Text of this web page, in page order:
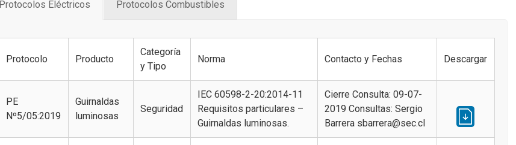
Protocolos Eléctricos Protocolos Combustibles
Protocolo Producto
Categoría
y Tipo
Norma Contacto y Fechas Descargar
PE
Nº5/05:2019
Guirnaldas
luminosas
Seguridad
IEC 60598-2-20:2014-11
Requisitos particulares –
Guirnaldas luminosas.
Cierre Consulta: 09-07-
2019 Consultas: Sergio
Barrera sbarrera@sec.cl